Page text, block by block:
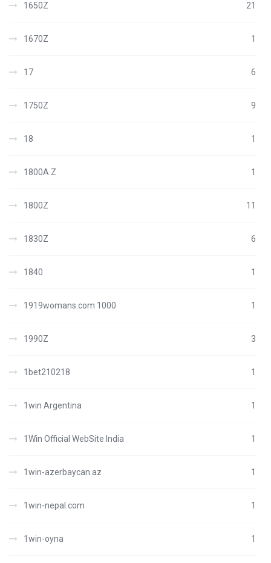
1650Z 21
1670Z 1
17 6
1750Z 9
18 1
1800A Z 1
1800Z 11
1830Z 6
1840 1
1919womans.com 1000 1
1990Z 3
1bet210218 1
1win Argentina 1
1Win Official WebSite India 1
1win-azerbaycan.az 1
1win-nepal.com 1
1win-oyna 1